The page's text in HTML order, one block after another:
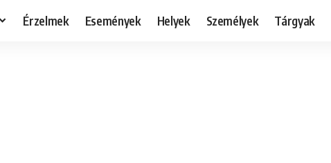
Érzelmek Események Helyek Személyek Tárgyak